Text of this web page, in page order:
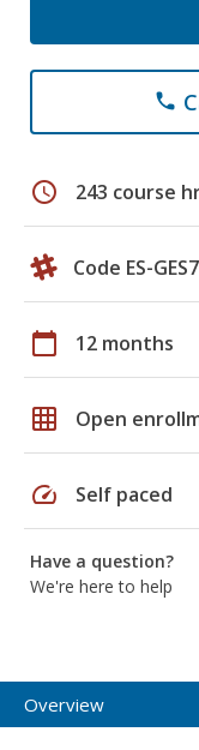
phone
schedule 243 course
Code ES-
calendar_today 12 months
grid_on Open
speed Self paced
Have a question?
We're here to help
Overview